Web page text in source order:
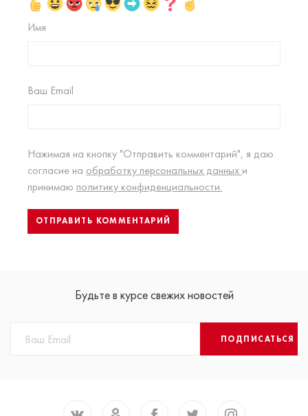
Имя
Ваш Email
Нажимая на кнопку "Отправить комментарий", я даю
согласие на обработку персональных данных и
принимаю политику конфиденциальности.
Будьте в курсе свежих новостей
ПОДПИСАТЬСЯ